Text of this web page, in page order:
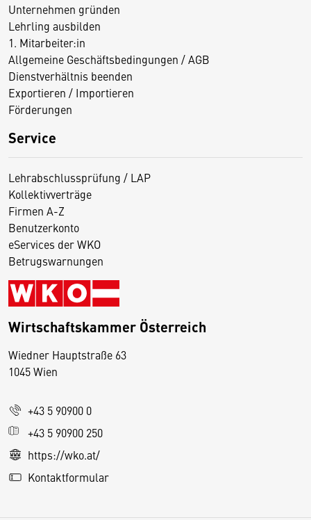
Unternehmen gründen
Lehrling ausbilden
1. Mitarbeiter:in
Allgemeine Geschäftsbedingungen / AGB
Dienstverhältnis beenden
Exportieren / Importieren
Förderungen
Service
Lehrabschlussprüfung / LAP
Kollektivverträge
Firmen A-Z
Benutzerkonto
eServices der WKO
Betrugswarnungen
Wirtschaftskammer Österreich
Wiedner Hauptstraße 63
1045 Wien
+43 5 90900 0
+43 5 90900 250
https://wko.at/
Kontaktformular
D
s
e
S
e